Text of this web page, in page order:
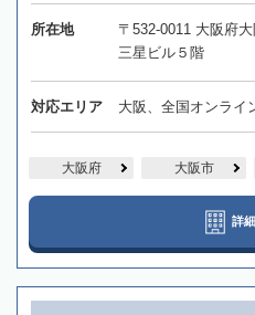
所在地
〒532-0011 大阪府
三星ビル５階
対応エリア 大阪、全国オンライ
大阪府 大阪市
詳